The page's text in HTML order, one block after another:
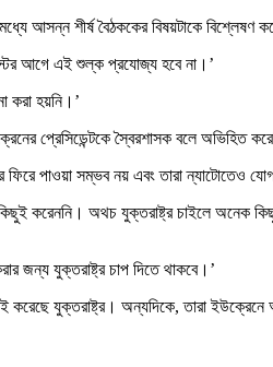
আসন্ন শীর্ষ বৈঠককের বিষয়টাকে বিশ্লেষণ
আগে এই শুল্ক প্রযোজ্য হবে না।’
করা হয়নি।’
প্রেসিডেন্টকে স্বৈরশাসক বলে অভিহিত
ফিরে পাওয়া সম্ভব নয় এবং তারা ন্যাটোতেও
করেননি। অথচ যুক্তরাষ্ট্র চাইলে অনেক
জন্য যুক্তরাষ্ট্র চাপ দিতে থাকবে।’
যুক্তরাষ্ট্র। অন্যদিকে, তারা ইউক্রেনে